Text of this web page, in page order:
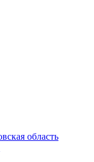
область